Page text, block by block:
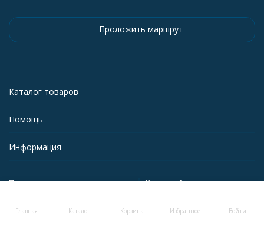
Главная Каталог Корзина Избранное Войти
Проложить маршрут
Каталог товаров
Помощь
Информация
Политика персональных данных Карта сайта